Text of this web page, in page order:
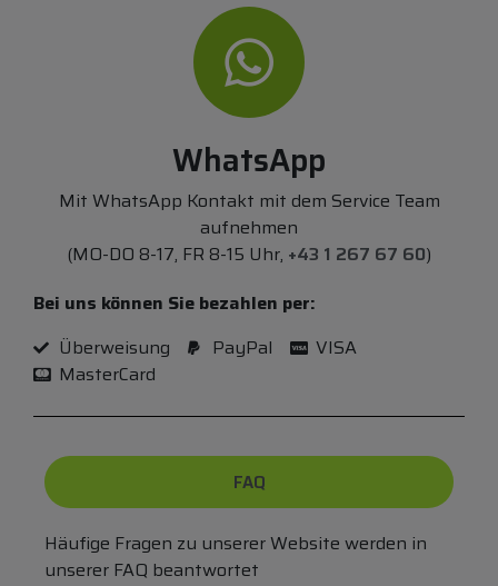
WhatsApp
Mit WhatsApp Kontakt mit dem Service Team
aufnehmen
(MO-DO 8-17, FR 8-15 Uhr, +43 1 267 67 60)
Bei uns können Sie bezahlen per:
Überweisung
PayPal
VISA
MasterCard
FAQ
Häufige Fragen zu unserer Website werden in
unserer FAQ beantwortet